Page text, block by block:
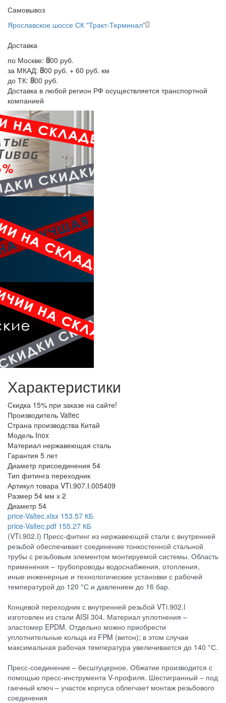
Самовывоз
Ярославское шоссе СК "Тракт-Терминал"
Доставка
по Москве: 800 руб.
за МКАД: 800 руб. + 60 руб. км
до ТК: 800 руб.
Доставка в любой регион РФ осуществляется транспортной
компанией
Характеристики
Скидка 15% при заказе на сайте!
Производитель Valtec
Страна производства Китай
Модель Inox
Материал нержавеющая сталь
Гарантия 5 лет
Диаметр присоединения 54
Тип фитинга переходник
Артикул товара VTi.907.I.005409
Размер 54 мм х 2
Диаметр 54
price-Valtec.xlsx 153.57 КБ
price-Valtec.pdf 155.27 КБ
(VTi.902.I) Пресс-фитинг из нержавеющей стали с внутренней
резьбой обеспечивает соединение тонкостенной стальной
трубы с резьбовым элементом монтируемой системы. Область
применения – трубопроводы водоснабжения, отопления,
иные инженерные и технологические установки с рабочей
температурой до 120 °С и давлением до 16 бар.
Концевой переходник с внутренней резьбой VTi.902.l
изготовлен из стали AISI 304. Материал уплотнения –
эластомер EPDM. Отдельно можно приобрести
уплотнительные кольца из FPM (витон); в этом случае
максимальная рабочая температура увеличивается до 140 °С.
Пресс-соединение – бесштуцерное. Обжатие производится с
помощью пресс-инструмента V-профиля. Шестигранный – под
гаечный ключ – участок корпуса облегчает монтаж резьбового
соединения